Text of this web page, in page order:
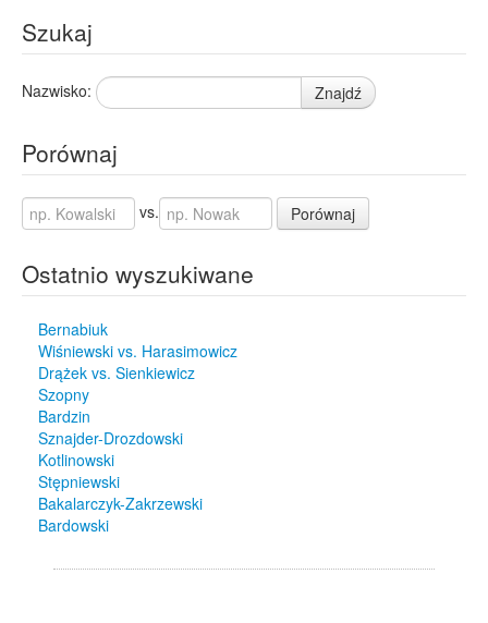
Szukaj
Nazwisko: Znajdź
Porównaj
vs. Porównaj
Ostatnio wyszukiwane
Bernabiuk
Wiśniewski vs. Harasimowicz
Drążek vs. Sienkiewicz
Szopny
Bardzin
Sznajder-Drozdowski
Kotlinowski
Stępniewski
Bakalarczyk-Zakrzewski
Bardowski